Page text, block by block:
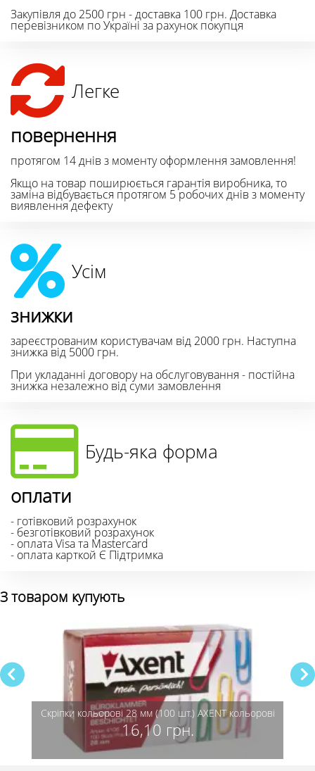
Закупівля до 2500 грн - доставка 100 грн. Доставка
перевізником по Україні за рахунок покупця
Легке
повернення
протягом 14 днів з моменту оформлення замовлення!
Якщо на товар поширюється гарантія виробника, то
заміна відбувається протягом 5 робочих днів з моменту
виявлення дефекту
Усім
знижки
зареєстрованим користувачам від 2000 грн. Наступна
знижка від 5000 грн.
При укладанні договору на обслуговування - постійна
знижка незалежно від суми замовлення
Будь-яка форма
оплати
- готівковий розрахунок
- безготівковий розрахунок
- оплата Visa та Mastercard
- оплата карткой Є Підтримка
З товаром купують
Скріпки кольорові 28 мм (100 шт.) AXENT кольоровi
16,10 грн.